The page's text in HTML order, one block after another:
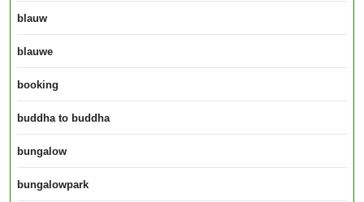
blauw
blauwe
booking
buddha to buddha
bungalow
bungalowpark